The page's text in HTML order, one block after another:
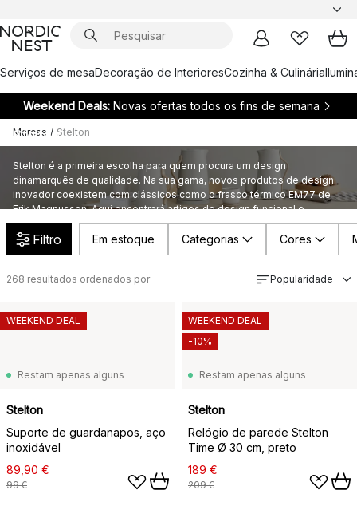
Serviços de mesaDecoração de InterioresCozinha & Culinária
Weekend Deals: Novas ofertas todos os fins de semana
Marcas / Stelton
Stelton
Stelton é a primeira escolha para quem procura um design
dinamarquês de qualidade. Na sua gama, novos produtos de design
inovador coexistem com clássicos como o frasco térmico EM77 de
Erik Magnussen. Aqui encontrará artigos de design funcional e
elegante para o lar da mundialmente famosa Stelton.
Filtro Em estoque Categorias Cores
268 resultados ordenados por Popularidade
Restam apenas alguns
Stelton
Suporte de guardanapos, aço
inoxidável
89,90 €
99 €
WEEKEND DEAL
Restam apenas alguns
Stelton
Relógio de parede Stelton
Time Ø 30 cm, preto
189 €
209 €
WEEKEND DEAL
-10%